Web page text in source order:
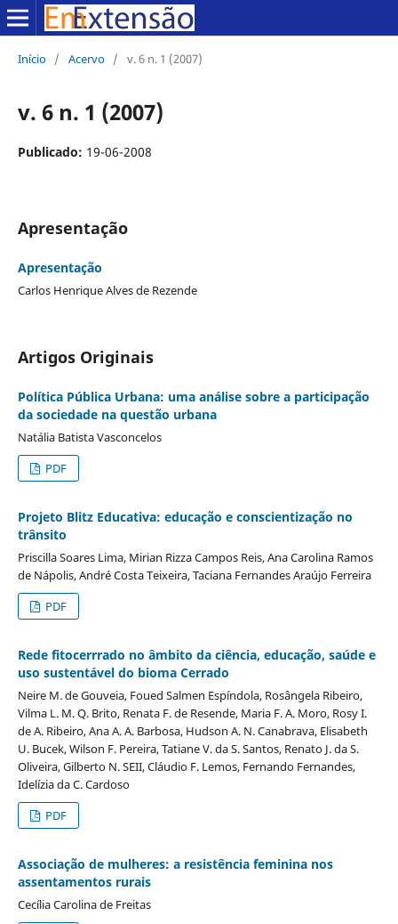
Início / Acervo / v. 6 n. 1 (2007)
v. 6 n. 1 (2007)
Publicado: 19-06-2008
Apresentação
Apresentação
Carlos Henrique Alves de Rezende
Artigos Originais
Política Pública Urbana: uma análise sobre a participação
da sociedade na questão urbana
Natália Batista Vasconcelos
PDF
Projeto Blitz Educativa: educação e conscientização no
trânsito
Priscilla Soares Lima, Mirian Rizza Campos Reis, Ana Carolina Ramos
de Nápolis, André Costa Teixeira, Taciana Fernandes Araújo Ferreira
PDF
Rede fitocerrrado no âmbito da ciência, educação, saúde e
uso sustentável do bioma Cerrado
Neire M. de Gouveia, Foued Salmen Espíndola, Rosângela Ribeiro,
Vilma L. M. Q. Brito, Renata F. de Resende, Maria F. A. Moro, Rosy I.
de A. Ribeiro, Ana A. A. Barbosa, Hudson A. N. Canabrava, Elisabeth
U. Bucek, Wilson F. Pereira, Tatiane V. da S. Santos, Renato J. da S.
Oliveira, Gilberto N. SEII, Cláudio F. Lemos, Fernando Fernandes,
Idelízia da C. Cardoso
PDF
Associação de mulheres: a resistência feminina nos
assentamentos rurais
Cecília Carolina de Freitas